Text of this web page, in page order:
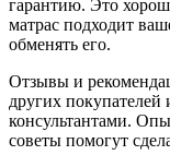
гарантию. Это
матрас подходит
обменять его.
Отзывы и
других покупателей
консультантами.
советы помогут